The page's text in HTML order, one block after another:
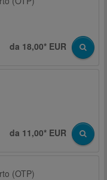
da 18,00* EUR
da 11,00* EUR
(OTP)